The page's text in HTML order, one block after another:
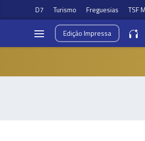
D7 Turismo Freguesias TSF
EdiçãoImpressa